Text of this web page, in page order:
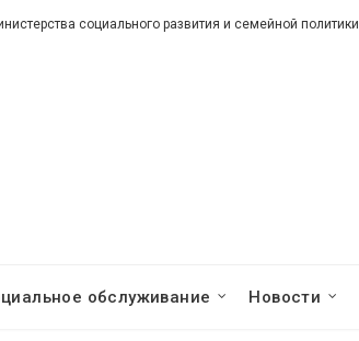
социального развития и семейной политики
обслуживание Новости